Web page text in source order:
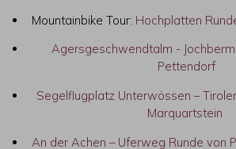
Mountainbike Tour: Hochplatten
Agersgeschwendtalm -
Pettendorf
Segelflugplatz Unterwössen –
Marquartstein
An der Achen – Uferweg Runde von